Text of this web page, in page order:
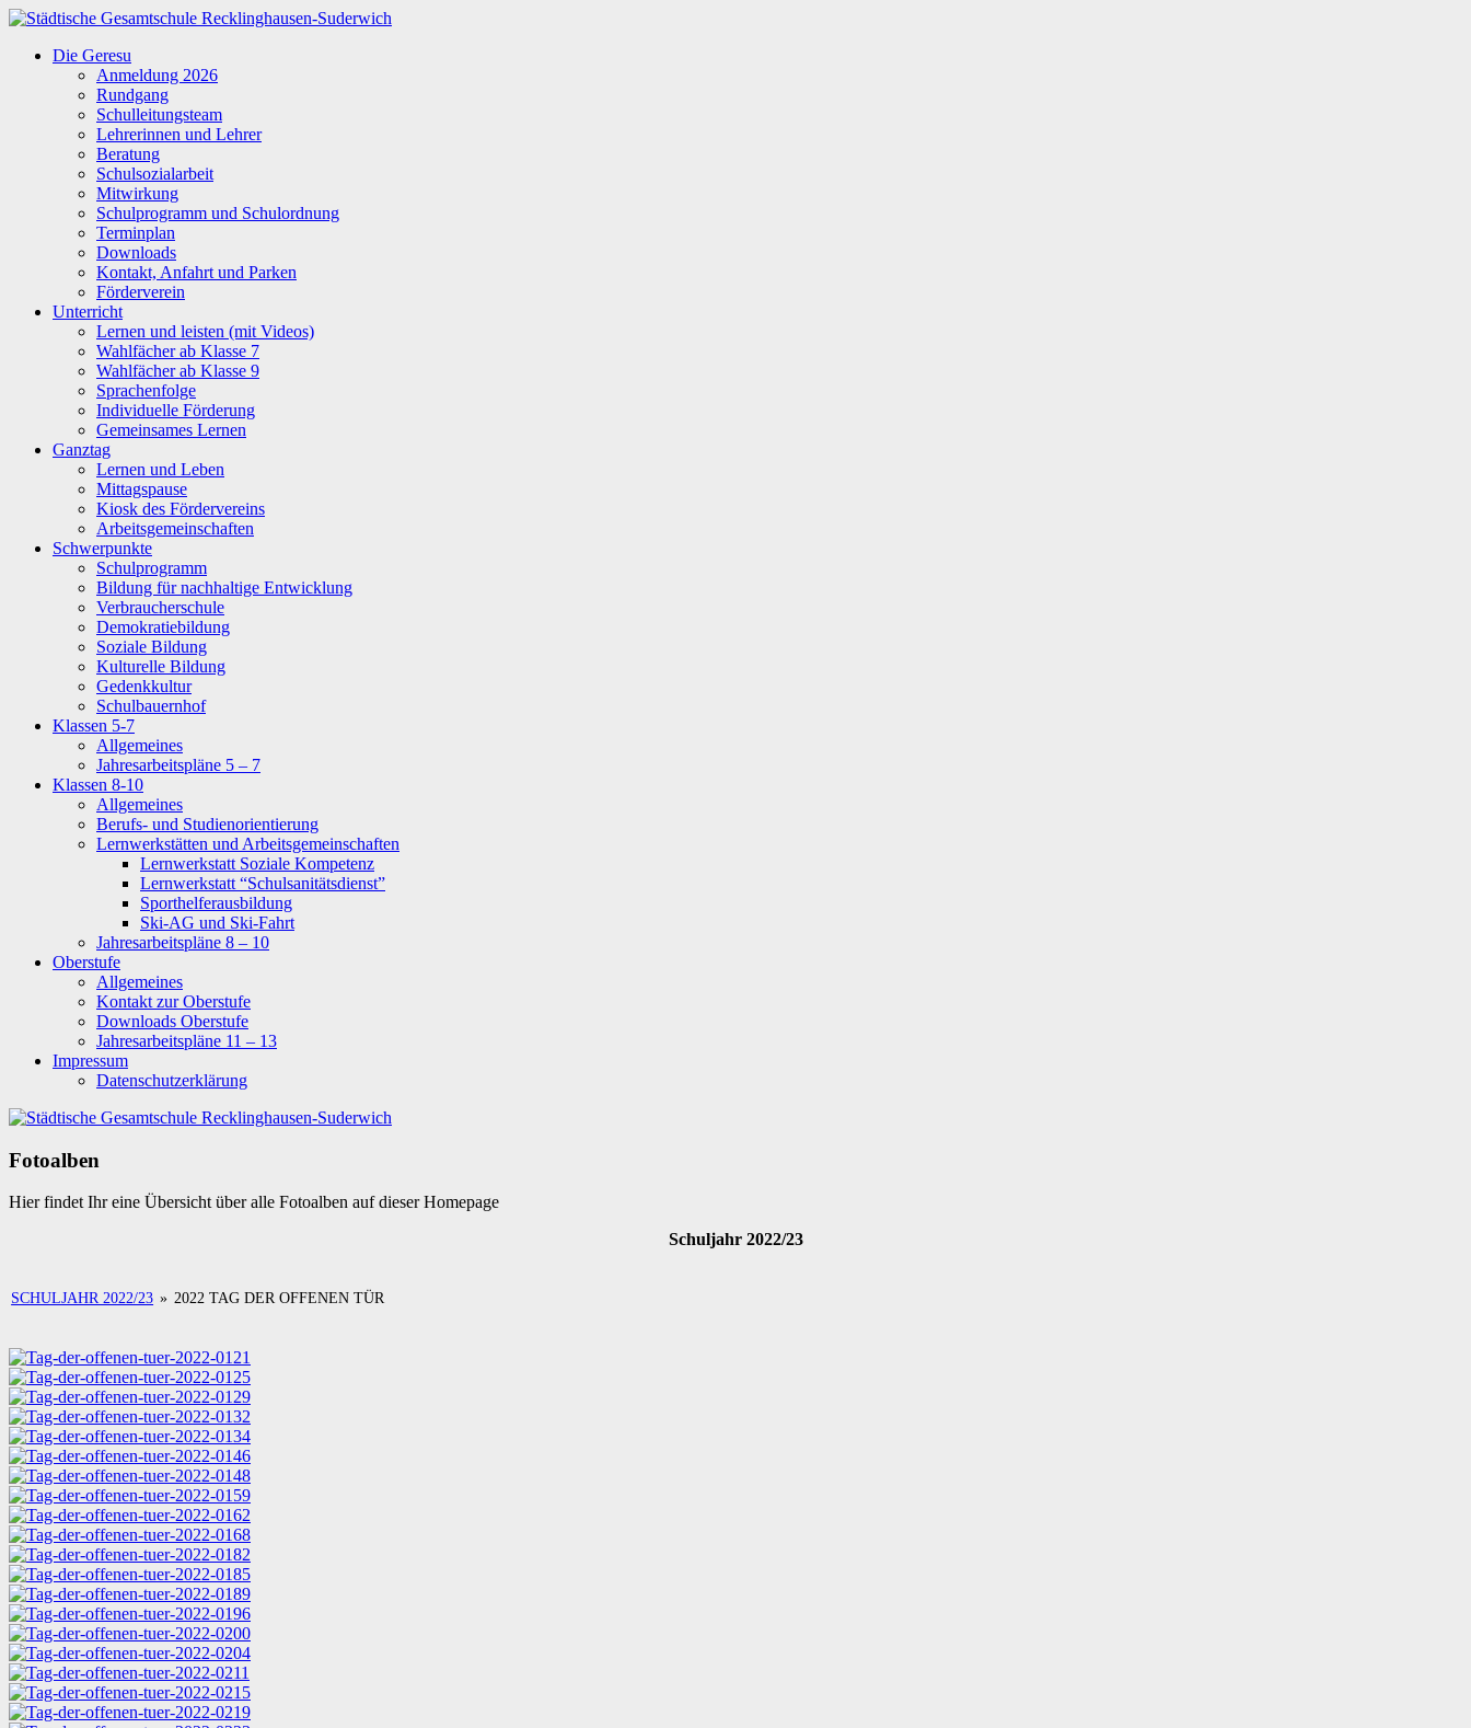
Zum
springen
Städtische
Gesamtschule
Recklinghausen-
Suderwich
Die Geresu
Anmeldung 2026
Rundgang
Schulleitungsteam
Lehrerinnen und Lehrer
Beratung
Schulsozialarbeit
Mitwirkung
Schulprogramm und Schulordnung
Terminplan
Downloads
Kontakt, Anfahrt und Parken
Förderverein
Unterricht
Lernen und leisten (mit Videos)
Wahlfächer ab Klasse 7
Wahlfächer ab Klasse 9
Sprachenfolge
Individuelle Förderung
Gemeinsames Lernen
Ganztag
Lernen und Leben
Mittagspause
Kiosk des Fördervereins
Arbeitsgemeinschaften
Schwerpunkte
Schulprogramm
Bildung für nachhaltige Entwicklung
Verbraucherschule
Demokratiebildung
Soziale Bildung
Kulturelle Bildung
Gedenkkultur
Schulbauernhof
Klassen 5-7
Allgemeines
Jahresarbeitspläne 5 – 7
Klassen 8-10
Allgemeines
Berufs- und Studienorientierung
Lernwerkstätten und Arbeitsgemeinschaften
Lernwerkstatt Soziale Kompetenz
Lernwerkstatt “Schulsanitätsdienst”
Sporthelferausbildung
Ski-AG und Ski-Fahrt
Jahresarbeitspläne 8 – 10
Oberstufe
Allgemeines
Kontakt zur Oberstufe
Downloads Oberstufe
Jahresarbeitspläne 11 – 13
Impressum
Datenschutzerklärung
Fotoalben
Hier findet Ihr eine Übersicht über alle Fotoalben auf dieser Homepage
Schuljahr 2022/23
SCHULJAHR 2022/23 » 2022 TAG DER OFFENEN TÜR